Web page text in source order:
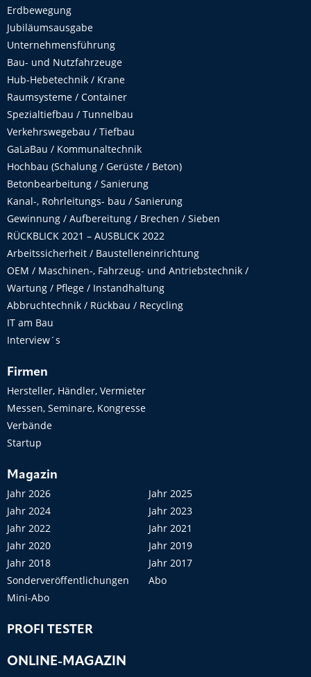
Erdbewegung
Jubiläumsausgabe
Unternehmensführung
Bau- und Nutzfahrzeuge
Hub-Hebetechnik / Krane
Raumsysteme / Container
Spezialtiefbau / Tunnelbau
Verkehrswegebau / Tiefbau
GaLaBau / Kommunaltechnik
Hochbau (Schalung / Gerüste / Beton)
Betonbearbeitung / Sanierung
Kanal-, Rohrleitungs- bau / Sanierung
Gewinnung / Aufbereitung / Brechen / Sieben
RÜCKBLICK 2021 – AUSBLICK 2022
Arbeitssicherheit / Baustelleneinrichtung
OEM / Maschinen-, Fahrzeug- und Antriebstechnik /
Wartung / Pflege / Instandhaltung
Abbruchtechnik / Rückbau / Recycling
IT am Bau
Interview´s
Firmen
Hersteller, Händler, Vermieter
Messen, Seminare, Kongresse
Verbände
Startup
Magazin
Jahr 2026
Jahr 2025
Jahr 2024
Jahr 2023
Jahr 2022
Jahr 2021
Jahr 2020
Jahr 2019
Jahr 2018
Jahr 2017
Sonderveröffentlichungen
Abo
Mini-Abo
PROFI TESTER
ONLINE-MAGAZIN